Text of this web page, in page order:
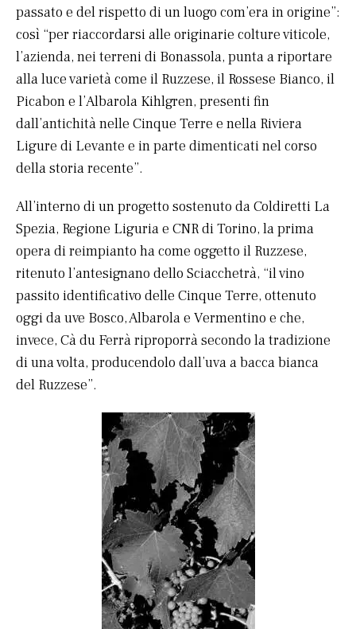
passato e del rispetto di un luogo com’era in origine”:
così “per riaccordarsi alle originarie colture viticole,
l’azienda, nei terreni di Bonassola, punta a riportare
alla luce varietà come il Ruzzese, il Rossese Bianco, il
Picabon e l’Albarola Kihlgren, presenti fin
dall’antichità nelle Cinque Terre e nella Riviera
Ligure di Levante e in parte dimenticati nel corso
della storia recente”.
All’interno di un progetto sostenuto da Coldiretti La
Spezia, Regione Liguria e CNR di Torino, la prima
opera di reimpianto ha come oggetto il Ruzzese,
ritenuto l’antesignano dello Sciacchetrà, “il vino
passito identificativo delle Cinque Terre, ottenuto
oggi da uve Bosco, Albarola e Vermentino e che,
invece, Cà du Ferrà riproporrà secondo la tradizione
di una volta, producendolo dall’uva a bacca bianca
del Ruzzese”.